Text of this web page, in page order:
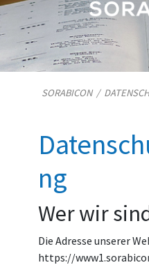
SORABICON/
ng
Wer wir
Die Adresse unserer
https://